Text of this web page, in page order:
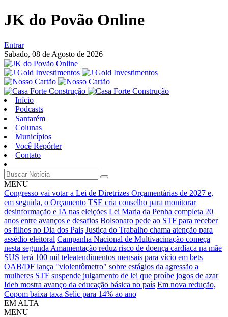
JK do Povão Online
Entrar
Sabado, 08 de Agosto de 2026
Início
Podcasts
Santarém
Colunas
Municípios
Você Repórter
Contato
MENU
Congresso vai votar a Lei de Diretrizes Orçamentárias de 2027 e,
em seguida, o Orçamento TSE cria conselho para monitorar
desinformação e IA nas eleições Lei Maria da Penha completa 20
anos entre avanços e desafios Bolsonaro pede ao STF para receber
os filhos no Dia dos Pais Justiça do Trabalho chama atenção para
assédio eleitoral Campanha Nacional de Multivacinação começa
nesta segunda Amamentação reduz risco de doença cardíaca na mãe
SUS terá 100 mil teleatendimentos mensais para vício em bets
OAB/DF lança "violentômetro" sobre estágios da agressão a
mulheres STF suspende julgamento de lei que proíbe jogos de azar
Ideb mostra avanço da educação básica no país Em nova redução,
Copom baixa taxa Selic para 14% ao ano
EM ALTA
MENU